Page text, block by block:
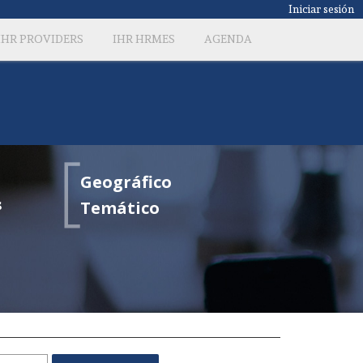
Iniciar sesión
PROVIDERS IHR HRMES AGENDA
Geográfico
Temático